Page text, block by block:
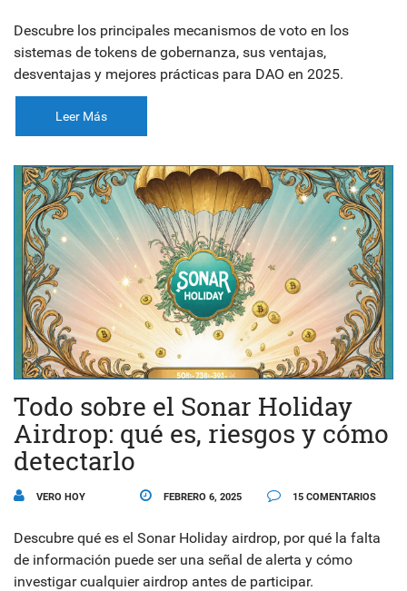
Descubre los principales mecanismos de voto en los
sistemas de tokens de gobernanza, sus ventajas,
desventajas y mejores prácticas para DAO en 2025.
Leer Más
Todo sobre el Sonar Holiday
Airdrop: qué es, riesgos y cómo
detectarlo
VERO HOY FEBRERO 6, 2025 15 COMENTARIOS
Descubre qué es el Sonar Holiday airdrop, por qué la falta
de información puede ser una señal de alerta y cómo
investigar cualquier airdrop antes de participar.